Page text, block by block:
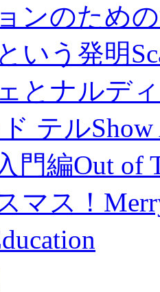
ンのため
いう発明
とナルデ
テル
門編Out of
マス！